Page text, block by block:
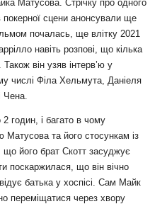
Матусова. Стрічку про одного
покерної сцени анонсували ще
почалась, ще влітку 2021
навіть розпові, що кілька
він узяв інтерв’ю у
числі Філа Хельмута, Даніеля
Чена.
годин, і багато в чому
та його стосункам із
його брат Скотт засуджує
поскаржилася, що він вічно
батька у хоспісі. Сам Майк
переміщатися через хвору